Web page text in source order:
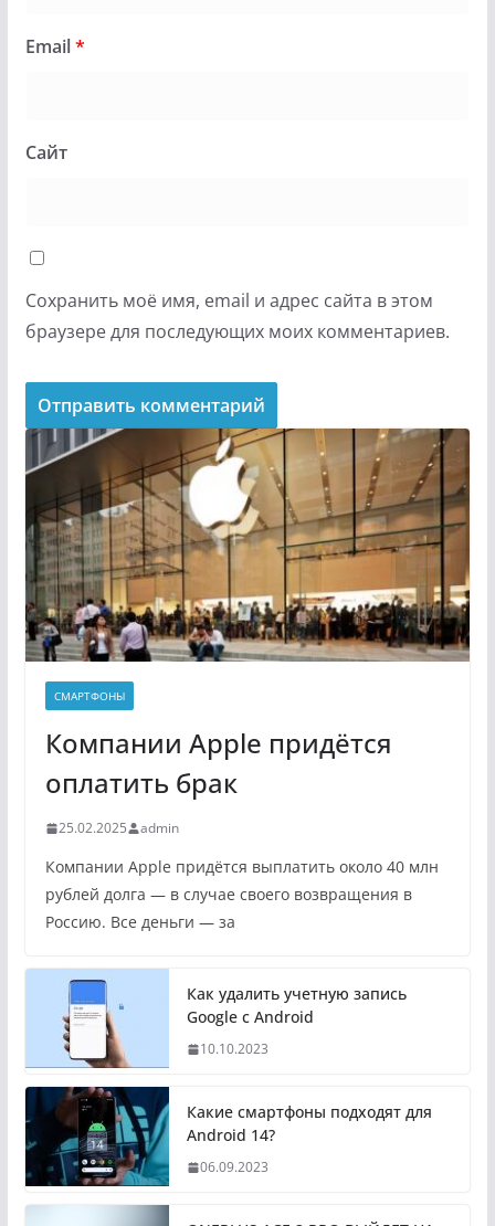
Email*
Сайт
Сохранить моё имя, email и адрес сайта в этом
браузере для последующих моих комментариев.
СМАРТФОНЫ
Компании Apple придётся
оплатить брак
25.02.2025 admin
Компании Apple придётся выплатить около 40 млн
рублей долга — в случае своего возвращения в
Россию. Все деньги — за
Как удалить учетную запись
Google с Android
10.10.2023
Какие смартфоны подходят для
Android 14?
06.09.2023